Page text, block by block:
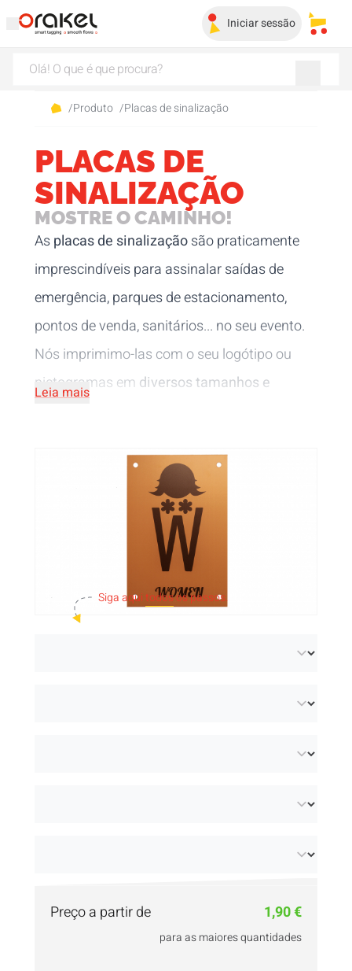
Iniciar sessão Os
/Produto /Placas de sinalização
PLACAS DE
SINALIZAÇÃO
MOSTRE O CAMINHO!
Asplacas de sinalizaçãosão praticamente
imprescindíveis para assinalar saídas de
emergência, parques de estacionamento,
pontos de venda, sanitários... no seu evento.
Nós imprimimo-las com o seu logótipo ou
pictogramas em diversos tamanhos e
Leia mais
Siga aquitodosos passos.
Preço a partir de 1,90 €
para as maiores quantidades